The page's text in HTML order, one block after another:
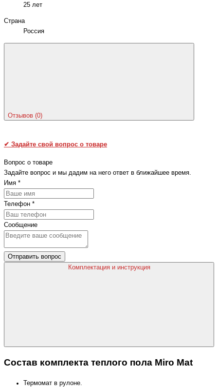
25 лет
Страна
Россия
Отзывов (0)
✔ Задайте свой вопрос о товаре
Вопрос о товаре
Задайте вопрос и мы дадим на него ответ в ближайшее время.
Имя *
Телефон *
Сообщение
Отправить вопрос
Комплектация и инструкция
Состав комплекта теплого пола Miro Mat
Термомат в рулоне.